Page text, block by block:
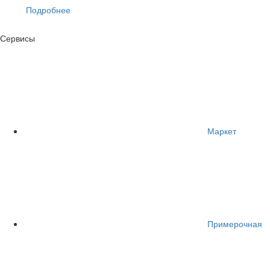
Подробнее
Сервисы
Маркет
Примерочная